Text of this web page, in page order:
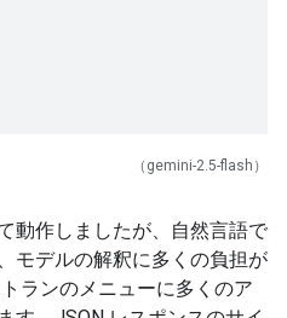
（gemini-2.5-flash）
動作しましたが、自然言語で
モデルの解釈に多くの負担が
ランのメニューに多くのア